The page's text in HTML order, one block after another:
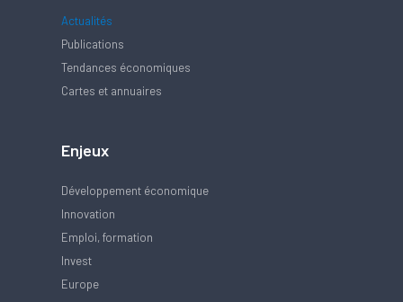
Actualités
Publications
Tendances économiques
Cartes et annuaires
Enjeux
Développement économique
Innovation
Emploi, formation
Invest
Europe